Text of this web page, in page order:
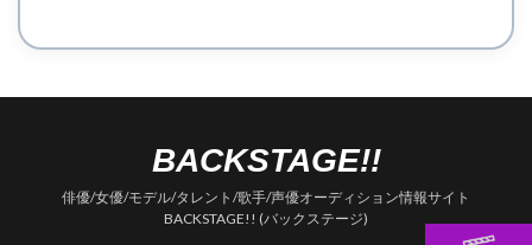
BACKSTAGE!!
俳優/女優/モデル/タレント/歌手/声優オーディション情報サイト
BACKSTAGE!! (バックステージ)